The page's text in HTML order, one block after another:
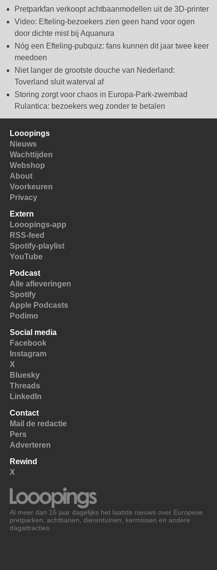
Pretparkfan verkoopt achtbaanmodellen uit de 3D-printer
Video: Efteling-bezoekers zien geen hand voor ogen
door dichte mist bij Aquanura
Nóg een Efteling-pubquiz: fans kunnen dit jaar twee keer
meedoen
Niet langer de grootste douche van Nederland:
Toverland sluit waterval af
Storing zorgt voor chaos in Europa-Park-zwembad
Rulantica: bezoekers weg zonder te betalen
Looopings
Nieuws
Wachttijden
Webshop
About
Voorkeuren
Privacy
Extern
Looopings-app
RSS-feed
Spotify-playlist
YouTube
Podcast
Alle afleveringen
Spotify
Apple Podcasts
Podimo
Social media
Facebook
Instagram
X
Bluesky
Threads
LinkedIn
Contact
Mail de redactie
Pers
Adverteren
Rewind
X
Al meer dan 16 jaar dagelijks het laatste nieuws over Europese
pretparken, achtbanen, dierentuinen, kermissen en andere
dagattracties.